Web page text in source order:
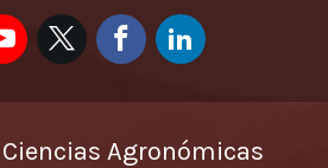
Agronómicas